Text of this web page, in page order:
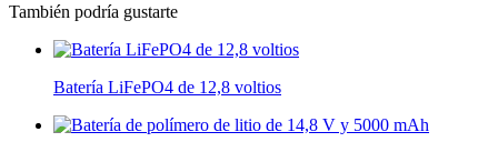
También podría gustarte
Batería LiFePO4 de 12,8 voltios